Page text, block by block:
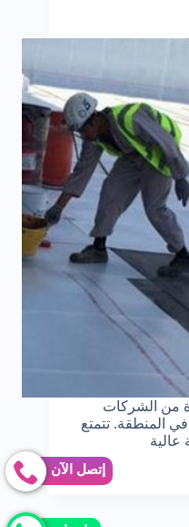
من الشركات
المنطقة. تتمتع
عالية
إتصل الآن